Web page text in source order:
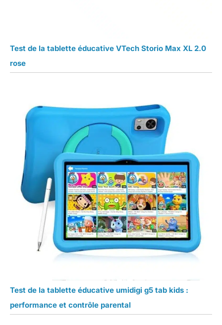
Test de la tablette éducative VTech Storio Max XL 2.0
rose
Test de la tablette éducative umidigi g5 tab kids :
performance et contrôle parental